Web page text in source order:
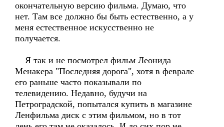
окончательную версию фильма. Думаю, что
нет. Там все должно бы быть естественно, а у
меня естественное искусственно не
получается.
Я так и не посмотрел фильм Леонида
Менакера "Последняя дорога", хотя в феврале
его раньше часто показывали по
телевидению. Недавно, будучи на
Петроградской, попытался купить в магазине
Ленфильма диск с этим фильмом, но в тот